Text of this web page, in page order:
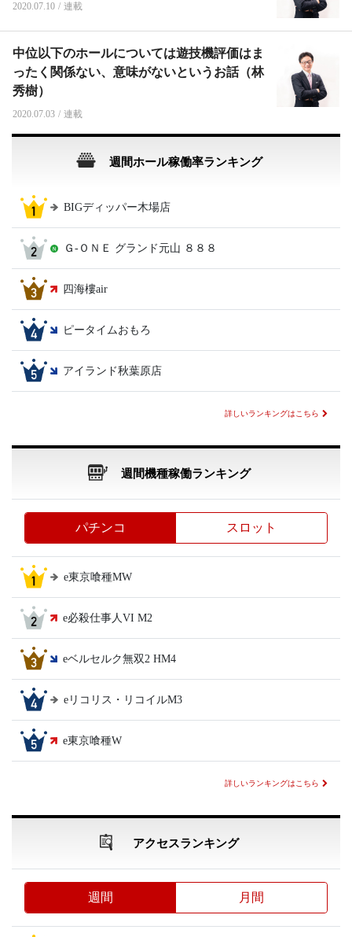
2020.07.10 / 連載
中位以下のホールについては遊技機評価はま
ったく関係ない、意味がないというお話（林
秀樹）
2020.07.03 / 連載
週間ホール稼働率ランキング
BIGディッパー木場店
Ｇ‐ＯＮＥ グランド元山 ８８８
四海樓air
ピータイムおもろ
アイランド秋葉原店
詳しいランキングはこちら
週間機種稼働ランキング
パチンコ スロット
e東京喰種MW
e必殺仕事人VI M2
eベルセルク無双2 HM4
eリコリス・リコイルM3
e東京喰種W
詳しいランキングはこちら
アクセスランキング
週間 月間